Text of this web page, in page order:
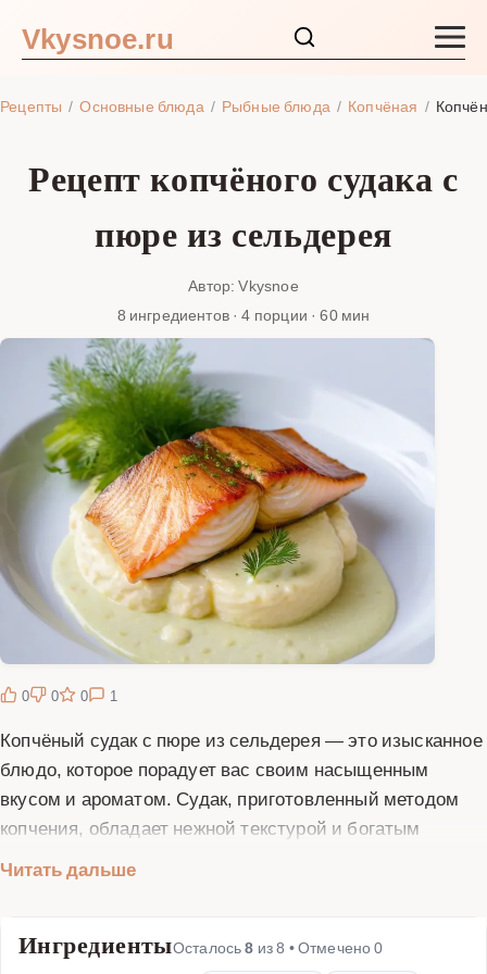
Vkysnoe.ru
Рецепты Основные блюда Рыбные блюда Копчёная
Рецепт копчёного судака с
пюре из сельдерея
Автор: Vkysnoe
8 ингредиентов · 4 порции · 60 мин
0 0 0 1
Копчёный судак с пюре из сельдерея — это изысканное
блюдо, которое порадует вас своим насыщенным
вкусом и ароматом. Судак, приготовленный методом
копчения, обладает нежной текстурой и богатым
из сельдерея. Это блюдо станет отличным выбором
приготовления копчёного судака вам понадобится
Читать дальше
ИнгредиентыОсталось8 из8 • Отмечено0